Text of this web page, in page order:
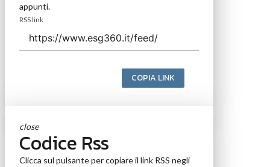
appunti.
RSS link
COPIA LINK
close
Codice Rss
Clicca sul pulsante per copiare il link RSS negli